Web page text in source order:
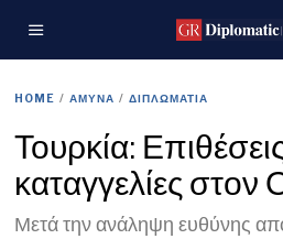
HOME / ΑΜΥΝΑ / ΔΙΠΛΩΜΑΤΙΑ
Τουρκία:
καταγγελίες
Μετά την ανάληψη ευθύνης